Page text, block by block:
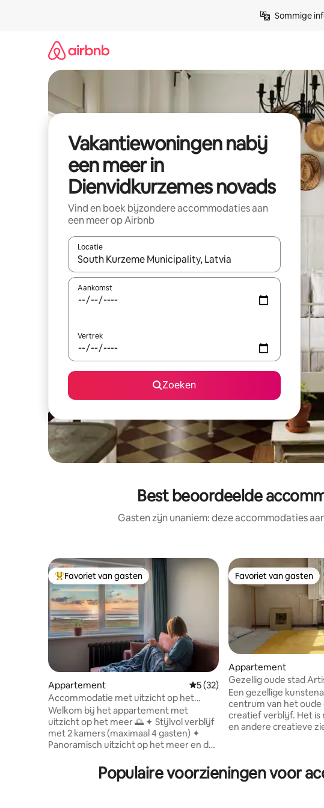
Sommige
Vakantiewoningen nabij
een meer in
Dienvidkurzemes novads
Vind en boek bijzondere accommodaties aan
een meer op Airbnb
Locatie
Wanneer er suggesties beschikbaar zijn, maak je een keuze
Aankomst
Vertrek
Zoeken
Best beoordeelde
Gasten zijn unaniem: deze accommodaties
Topfavoriet van gasten
Favoriet van gasten
Appartement Gemiddelde beoordeling van 5
5 (32)
Accommodatie met uitzicht op het
meer, prachtige zonsopgangen en gratis
parkeren
Welkom bij het appartement met
uitzicht op het meer 🌅 ✦ Stijlvol verblijf
met 2 kamers (maximaal 4 gasten) ✦
Panoramisch uitzicht op het meer en de
woonkamer en keuken) ✦ Volledig
uitgeruste keuken, selectie thee en
Favoriet van gasten
Favoriet van gasten
Appartement
Gezellig oude stad
Een gezellige
centrum van het
creatief verblijf. Het is
en andere creatieve
DOUCHE of HOTTUB. In de zomer is de
rivier een plek om te baden. In
Populaire voorzieningen voor